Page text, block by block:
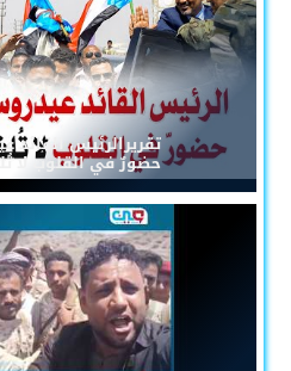
تقريرالرئيس القائد
حضورٌ في القلوب لا